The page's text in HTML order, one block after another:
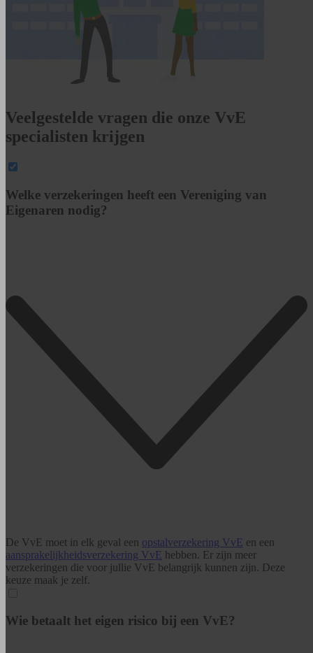
Veelgestelde vragen die onze VvE
specialisten krijgen
Welke verzekeringen heeft een Vereniging van
Eigenaren nodig?
De VvE moet in elk geval een opstalverzekering VvE en een
aansprakelijkheids­verzekering VvE hebben. Er zijn meer
verzekeringen die voor jullie VvE belangrijk kunnen zijn. Deze
keuze maak je zelf.
Wie betaalt het eigen risico bij een VvE?